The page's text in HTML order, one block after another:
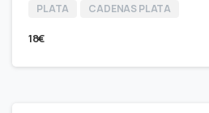
PLATA CADENAS PLATA
18€